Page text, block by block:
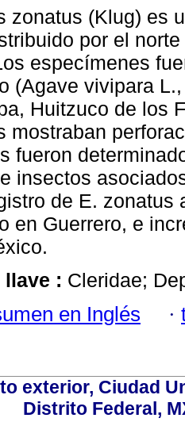
zonatus (Klug) es
por el
especímenes
(Agave vivipara
Huitzuco de los
mostraban
fueron
insectos
de E.
en Guerrero, e
llave : Cleridae;
en Inglés ·
exterior, Ciudad
Distrito Federal,